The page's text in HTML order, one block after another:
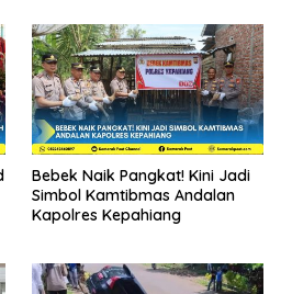
Bebek Naik Pangkat! Kini Jadi
Simbol Kamtibmas Andalan
Kapolres Kepahiang